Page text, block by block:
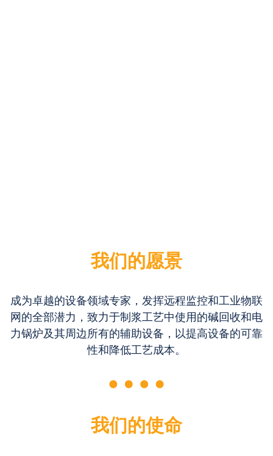
我们的愿景
成为卓越的设备领域专家，发挥远程监控和工业物联
网的全部潜力，致力于制浆工艺中使用的碱回收和电
力锅炉及其周边所有的辅助设备，以提高设备的可靠
性和降低工艺成本。
我们的使命